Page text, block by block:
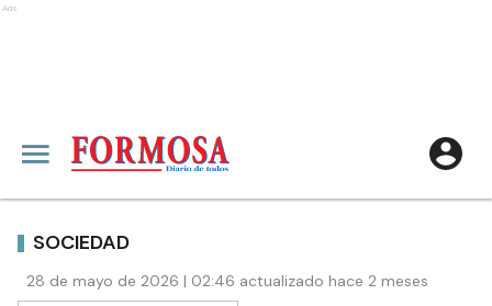
Ads
SOCIEDAD
28 de mayo de 2026 | 02:46 actualizado hace 2 meses